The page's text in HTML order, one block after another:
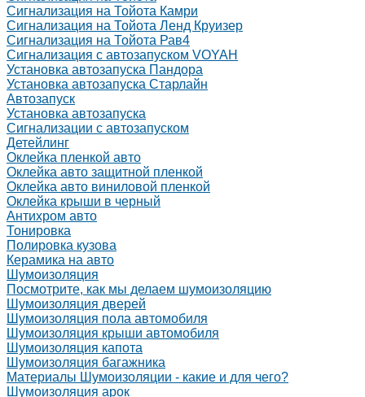
Сигнализация на Тойота Камри
Сигнализация на Тойота Ленд Круизер
Сигнализация на Тойота Рав4
Сигнализация с автозапуском VOYAH
Установка автозапуска Пандора
Установка автозапуска Старлайн
Автозапуск
Установка автозапуска
Сигнализации с автозапуском
Детейлинг
Оклейка пленкой авто
Оклейка авто защитной пленкой
Оклейка авто виниловой пленкой
Оклейка крыши в черный
Антихром авто
Тонировка
Полировка кузова
Керамика на авто
Шумоизоляция
Посмотрите, как мы делаем шумоизоляцию
Шумоизоляция дверей
Шумоизоляция пола автомобиля
Шумоизоляция крыши автомобиля
Шумоизоляция капота
Шумоизоляция багажника
Материалы Шумоизоляции - какие и для чего?
Шумоизоляция арок